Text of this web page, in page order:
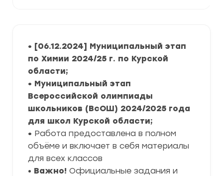
• [06.12.2024] Муниципальный этап
по Химии 2024/25 г. по Курской
области;
• Муниципальный этап
Всероссийской олимпиады
школьников (ВсОШ) 2024/2025 года
для школ Курской области;
• Работа предоставлена в полном
объёме и включает в себя материалы
для всех классов
• Важно! Официальные задания и